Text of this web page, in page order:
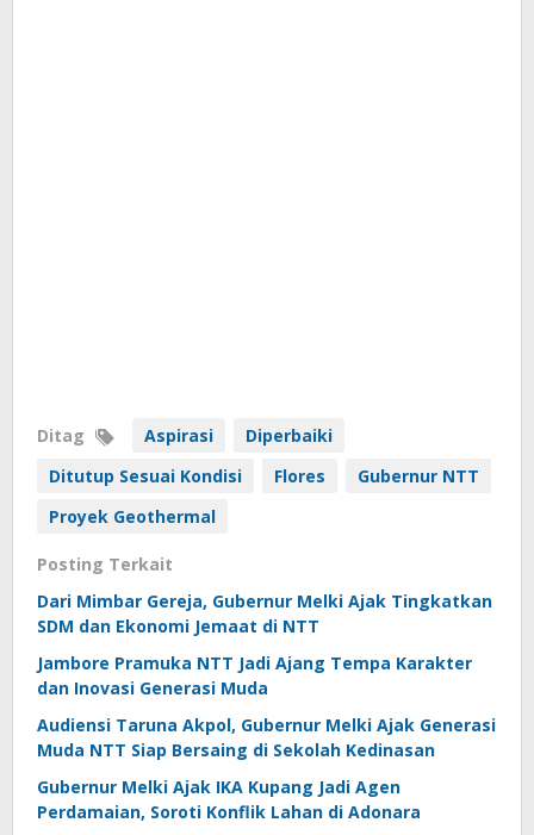
Ditag Aspirasi
Diperbaiki
Ditutup Sesuai Kondisi
Flores
Gubernur NTT
Proyek Geothermal
Posting Terkait
Dari Mimbar Gereja, Gubernur Melki Ajak Tingkatkan
SDM dan Ekonomi Jemaat di NTT
Jambore Pramuka NTT Jadi Ajang Tempa Karakter
dan Inovasi Generasi Muda
Audiensi Taruna Akpol, Gubernur Melki Ajak Generasi
Muda NTT Siap Bersaing di Sekolah Kedinasan
Gubernur Melki Ajak IKA Kupang Jadi Agen
Perdamaian, Soroti Konflik Lahan di Adonara